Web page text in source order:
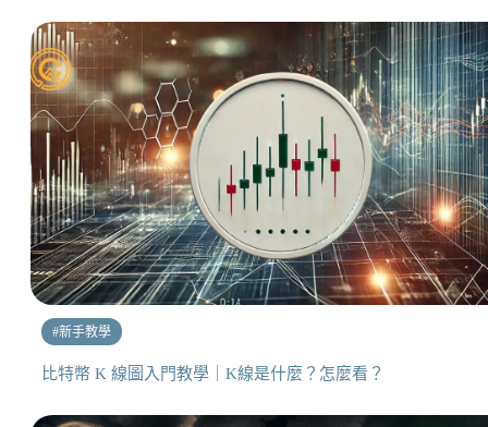
#新手教學
比特幣 K 線圖入門教學｜K線是什麼？怎麼看？